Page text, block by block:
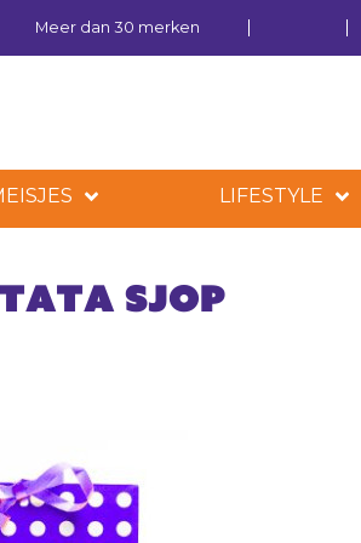
Meer dan 30 merken
LIFESTYLE
Sjop